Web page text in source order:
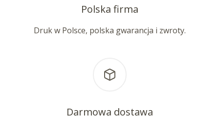
Polska firma
Druk w Polsce, polska gwarancja i zwroty.
Darmowa dostawa